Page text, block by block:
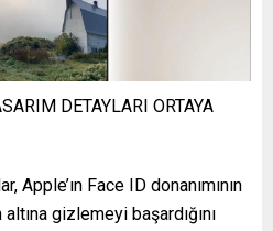
DETAYLARI ORTAYA
Apple’ın Face ID donanımının
gizlemeyi başardığını